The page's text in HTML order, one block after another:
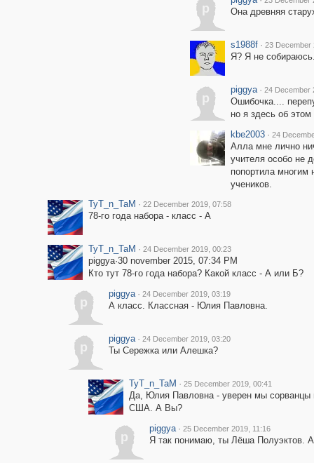
p Она древняя
s1988f · 23 December
Я? Я не
p
piggya · 24 December
Ошибочка....
но я здесь об
kbe2003 · 24
Алла мне лично
учителя особо не
попортила
учеников.
TyT_n_TaM · 22 December 2019, 07:58
78-го года набора - класс - А
TyT_n_TaM · 24 December 2019, 00:23
piggya·30 november 2015, 07:34 PM
Кто тут 78-го года набора? Какой класс - А или Б?
p
piggya · 24 December 2019, 03:19
А класс. Классная - Юлия Павловна.
p
piggya · 24 December 2019, 03:20
Ты Сережка или Алешка?
TyT_n_TaM · 25 December 2019, 00:41
Да, Юлия Павловна - уверен мы сорванцы
США. А Вы?
p
piggya · 25 December 2019, 11:16
Я так понимаю, ты Лёша Полуэктов.